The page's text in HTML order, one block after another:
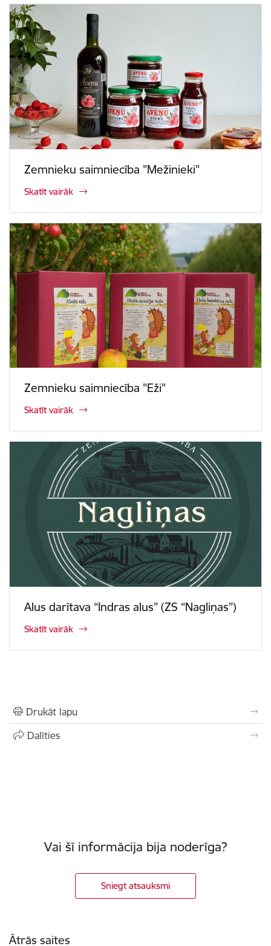
Zemnieku saimniecība "Mežinieki"
Skatīt vairāk
Zemnieku saimniecība "Eži"
Skatīt vairāk
Alus darītava “Indras alus” (ZS “Nagliņas”)
Skatīt vairāk
Drukāt lapu
Dalīties
Vai šī informācija bija noderīga?
Sniegt atsauksmi
Ātrās saites